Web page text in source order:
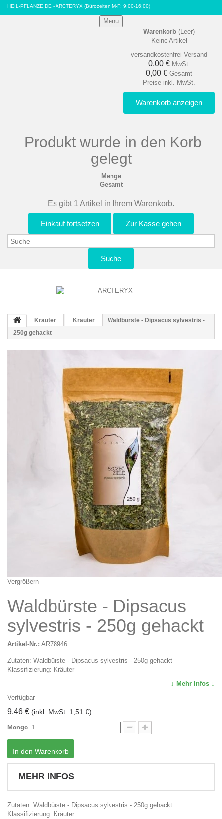
HEIL-PFLANZE.DE - ARCTERYX (Bürozeiten M-F: 9:00-16:00)
Menu
Warenkorb (Leer)
Keine Artikel
versandkostenfrei Versand
0,00 € MwSt.
0,00 € Gesamt
Preise inkl. MwSt.
Warenkorb anzeigen
Produkt wurde in den Korb
gelegt
Menge
Gesamt
Es gibt 1 Artikel in Ihrem Warenkorb.
Einkauf fortsetzen Zur Kasse gehen
Suche
Kräuter Kräuter
Waldbürste - Dipsacus sylvestris -
250g gehackt
Vergrößern
Waldbürste - Dipsacus
sylvestris - 250g gehackt
Artikel-Nr.: AR78946
Zutaten: Waldbürste - Dipsacus sylvestris - 250g gehackt
Klassifizierung: Kräuter
↓ Mehr Infos ↓
Verfügbar
9,46 € (inkl. MwSt. 1,51 €)
Menge
In den Warenkorb
MEHR INFOS
Zutaten: Waldbürste - Dipsacus sylvestris - 250g gehackt
Klassifizierung: Kräuter